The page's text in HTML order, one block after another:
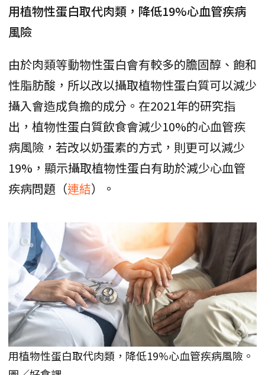
用植物性蛋白取代肉類，降低19%心血管疾病
風險
由於肉類等動物性蛋白會有較多的膽固醇、飽和
性脂肪酸，所以改以攝取植物性蛋白質可以減少
攝入會造成負擔的成分。在2021年的研究指
出，植物性蛋白質飲食會減少10%的心血管疾
病風險，若改以奶蛋素的方式，則更可以減少
19%，顯示攝取植物性蛋白有助於減少心血管
疾病問題（連結）。
用植物性蛋白取代肉類，降低19%心血管疾病風險。